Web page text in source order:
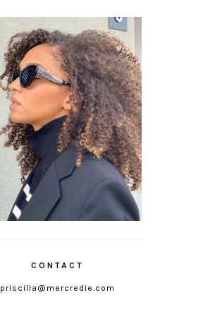
CONTACT
priscilla@mercredie.com